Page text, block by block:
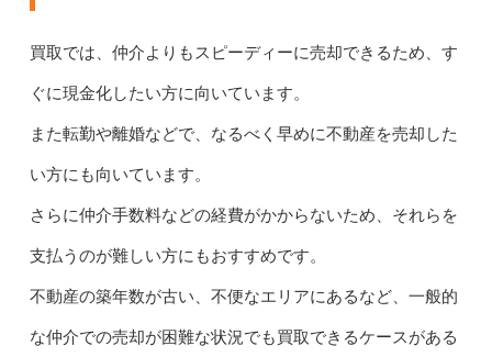
買取では、仲介よりもスピーディーに売却できるため、す
ぐに現金化したい方に向いています。
また転勤や離婚などで、なるべく早めに不動産を売却した
い方にも向いています。
さらに仲介手数料などの経費がかからないため、それらを
支払うのが難しい方にもおすすめです。
不動産の築年数が古い、不便なエリアにあるなど、一般的
な仲介での売却が困難な状況でも買取できるケースがある